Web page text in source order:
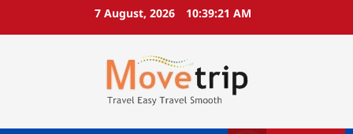
7 August, 2026 10:39:21 AM